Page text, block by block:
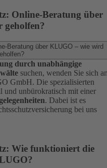
Online-Beratung über
Beratung über KLUGO – wie wird
durch unabhängige
suchen, wenden Sie sich
GmbH. Die spezialisierten
und unbürokratisch mit einer
. Dabei ist es
bei uns
Wie funktioniert die